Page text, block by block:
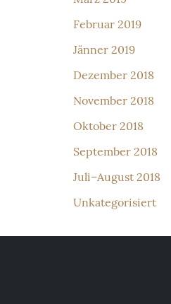
Februar 2019
Jänner 2019
Dezember 2018
November 2018
Oktober 2018
September 2018
Juli–August 2018
Unkategorisiert